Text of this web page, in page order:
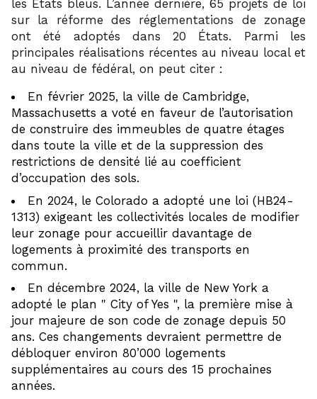
les Etats bleus. L’année dernière, 65 projets de loi
sur la réforme des réglementations de zonage
ont été adoptés dans 20 États. Parmi les
principales réalisations récentes au niveau local et
au niveau de fédéral, on peut citer :
En février 2025, la ville de Cambridge,
Massachusetts a voté en faveur de l’autorisation
de construire des immeubles de quatre étages
dans toute la ville et de la suppression des
restrictions de densité lié au coefficient
d’occupation des sols.
En 2024, le Colorado a adopté une loi (HB24-
1313) exigeant les collectivités locales de modifier
leur zonage pour accueillir davantage de
logements à proximité des transports en
commun.
En décembre 2024, la ville de New York a
adopté le plan
City of Yes , la première mise à
jour majeure de son code de zonage depuis 50
ans. Ces changements devraient permettre de
débloquer environ 80’000 logements
supplémentaires au cours des 15 prochaines
années.